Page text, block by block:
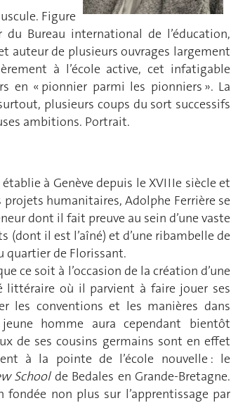
Figure
du Bureau international de l’éducation,
auteur de plusieurs ouvrages largement
à l’école active, cet infatigable
en « pionnier parmi les pionniers ». La
plusieurs coups du sort successifs
ambitions. Portrait.
à Genève depuis le XVIIIe siècle et
humanitaires, Adolphe Ferrière se
dont il fait preuve au sein d’une vaste
il est l’aîné) et d’une ribambelle de
quartier de Florissant.
ce soit à l’occasion de la création d’une
littéraire où il parvient à faire jouer ses
les conventions et les manières dans
homme aura cependant bientôt
de ses cousins germains sont en effet
à la pointe de l’école nouvelle : le
Schoolde Bedales en Grande-Bretagne.
non plus sur l’apprentissage par